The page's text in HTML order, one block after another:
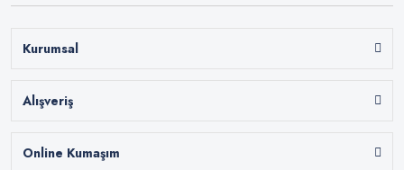
Kurumsal
Alışveriş
Online Kumaşım